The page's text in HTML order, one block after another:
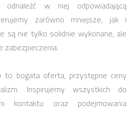
odnaleźć w niej odpowiadającą
zarówno mniejsze, jak i
są nie tylko solidnie wykonane, ale
zabezpieczenia.
to bogata oferta, przystępne ceny
Inspirujemy wszystkich do
kontaktu oraz podejmowania